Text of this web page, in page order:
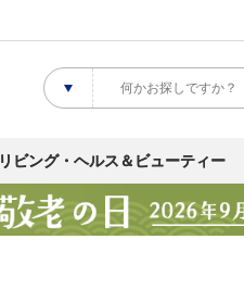
リビング・ヘルス＆ビューティー